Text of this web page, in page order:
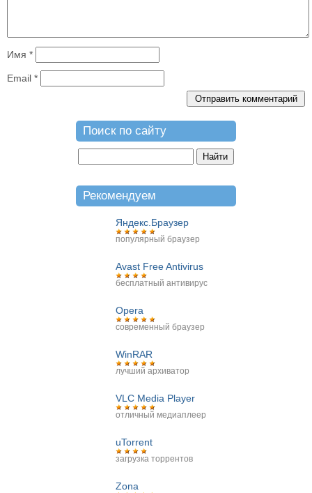
Имя *
Email *
Поиск по сайту
Рекомендуем
Яндекс.Браузер
популярный браузер
Avast Free Antivirus
бесплатный антивирус
Opera
современный браузер
WinRAR
лучший архиватор
VLC Media Player
отличный медиаплеер
uTorrent
загрузка торрентов
Zona